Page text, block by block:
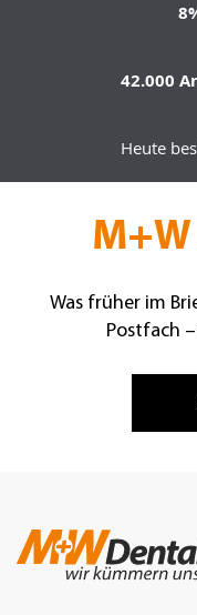
42.000
Heute
Was früher im
Postfach